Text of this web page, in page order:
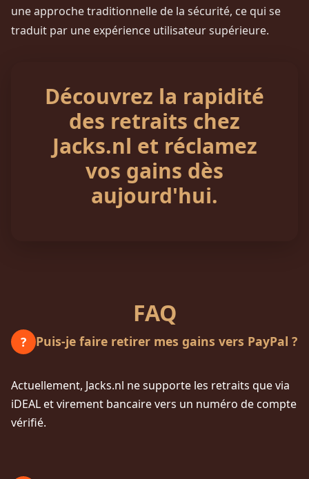
une approche traditionnelle de la sécurité, ce qui se
traduit par une expérience utilisateur supérieure.
Découvrez la rapidité
des retraits chez
Jacks.nl et réclamez
vos gains dès
aujourd'hui.
FAQ
? Puis-je faire retirer mes gains vers PayPal ?
Actuellement, Jacks.nl ne supporte les retraits que via
iDEAL et virement bancaire vers un numéro de compte
vérifié.